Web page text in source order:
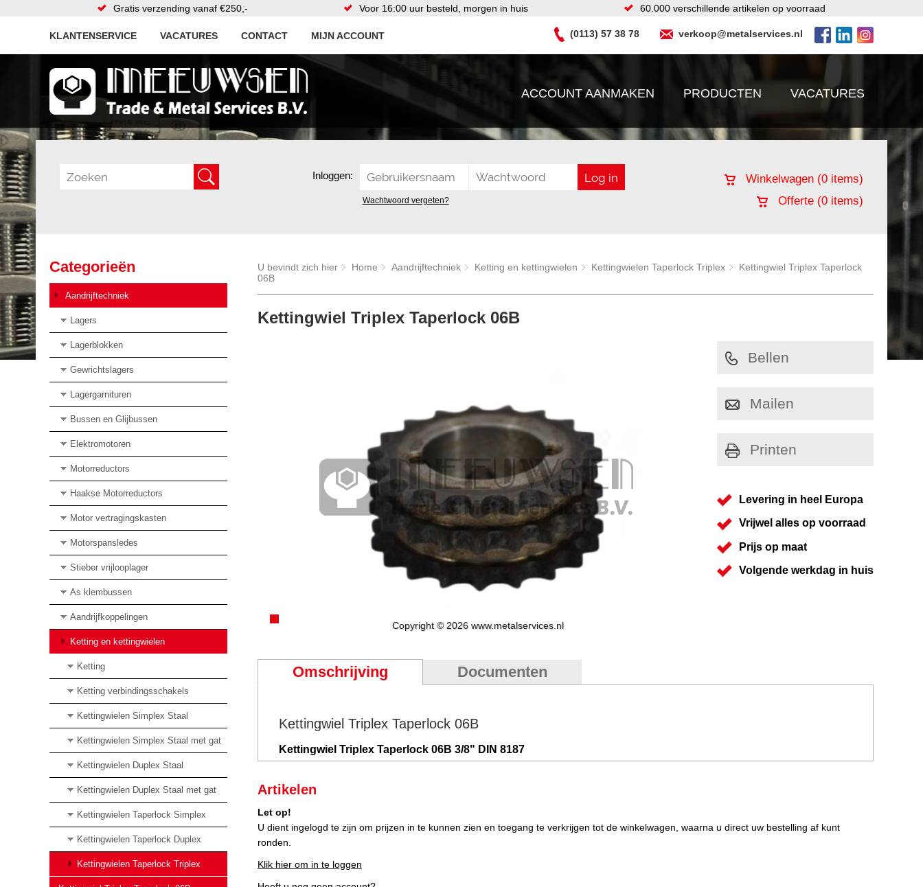
Gratis verzending vanaf €250,- Voor 16:00 uur besteld, morgen in huis 60.000 verschillende artikelen op voorraad
KLANTENSERVICE VACATURES CONTACT MIJN ACCOUNT (0113) 57 38 78 verkoop@metalservices.nl
ACCOUNT AANMAKEN PRODUCTEN VACATURES
Inloggen:
Wachtwoord vergeten?
Winkelwagen (0 items)
Offerte (0 items)
Categorieën
Aandrijftechniek
Lagers
Lagerblokken
Gewrichtslagers
Lagergarnituren
Bussen en Glijbussen
Elektromotoren
Motorreductors
Haakse Motorreductors
Motor vertragingskasten
Motorspansledes
Stieber vrijlooplager
As klembussen
Aandrijfkoppelingen
Ketting en kettingwielen
Ketting
Ketting verbindingsschakels
Kettingwielen Simplex Staal
Kettingwielen Simplex Staal met gat
Kettingwielen Duplex Staal
Kettingwielen Duplex Staal met gat
Kettingwielen Taperlock Simplex
Kettingwielen Taperlock Duplex
Kettingwielen Taperlock Triplex
U bevindt zich hier Home Aandrijftechniek Ketting en kettingwielen Kettingwielen Taperlock Triplex
Kettingwiel Triplex Taperlock
06B
Kettingwiel Triplex Taperlock 06B
Copyright © 2026 www.metalservices.nl
Bellen
Mailen
Printen
Levering in heel Europa
Vrijwel alles op voorraad
Prijs op maat
Volgende werkdag in huis
Omschrijving Documenten
Kettingwiel Triplex Taperlock 06B
Kettingwiel Triplex Taperlock 06B 3/8" DIN 8187
Artikelen
Let op!
U dient ingelogd te zijn om prijzen in te kunnen zien en toegang te verkrijgen tot de winkelwagen, waarna u direct uw bestelling af kunt
ronden.
Klik hier om in te loggen